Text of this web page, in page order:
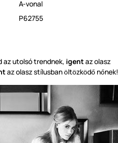
A-vonal
P62755
az utolsó trendnek, igentaz olasz
az olasz stílusban öltözködő nőnek!